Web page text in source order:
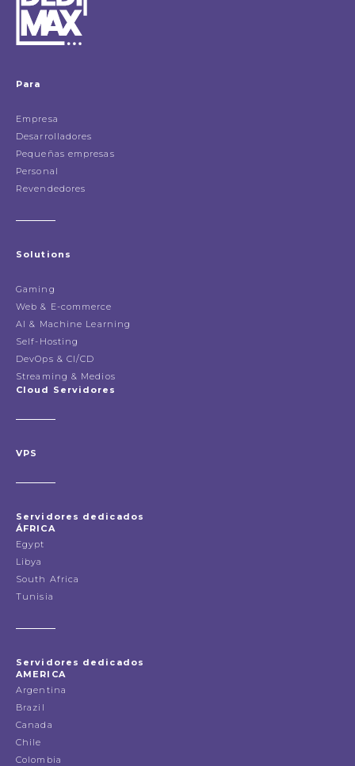
Para
Empresa
Desarrolladores
Pequeñas empresas
Personal
Revendedores
Solutions
Gaming
Web & E-commerce
AI & Machine Learning
Self-Hosting
DevOps & CI/CD
Streaming & Medios
Cloud Servidores
VPS
Servidores dedicados
ÁFRICA
Egypt
Libya
South Africa
Tunisia
Servidores dedicados
AMERICA
Argentina
Brazil
Canada
Chile
Colombia